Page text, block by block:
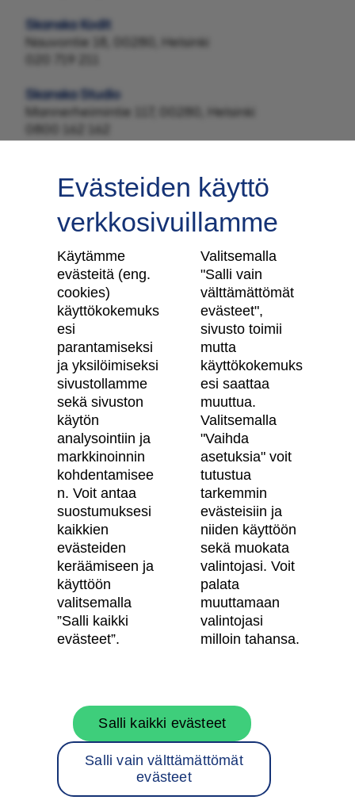
Skanska Kodit
Nauvontie 18, 00280, Helsinki
Skanska Studio
Mannerheimintie 117, 00280, Helsinki
0800 162 162
Tilaa uutiskirje
Skanska Kodit
Artikkelit
Digitaalinen asuntokauppa
Asiakkaiden kokemuksia meistä
Vastuullisuus
Tietosuojaseloste
Käyttöehdot
Evästeasetukset
Saavutettavuusseloste
Oma Skanska
Tietoa Skanskasta
Töihin meille
Rakentamispalvelut
Evästeiden käyttö
verkkosivuillamme
Käytämme
evästeitä (eng.
cookies)
käyttökokemuks
esi
parantamiseksi
ja yksilöimiseksi
sivustollamme
sekä sivuston
käytön
analysointiin ja
markkinoinnin
kohdentamisee
n. Voit antaa
suostumuksesi
kaikkien
evästeiden
keräämiseen ja
käyttöön
valitsemalla
”Salli kaikki
evästeet”.
Valitsemalla
"Salli vain
välttämättömät
evästeet",
sivusto toimii
mutta
käyttökokemuks
esi saattaa
muuttua.
Valitsemalla
"Vaihda
asetuksia" voit
tutustua
tarkemmin
evästeisiin ja
niiden käyttöön
sekä muokata
valintojasi. Voit
palata
muuttamaan
valintojasi
milloin tahansa.
Salli vain välttämättömät
evästeet
Salli kaikki evästeet